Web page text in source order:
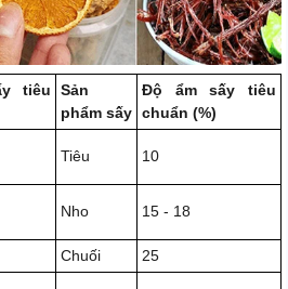
tiêu
Sản
phẩm sấy
Độ ẩm sấy tiêu
chuẩn (%)
Tiêu 10
Nho 15 - 18
Chuối
25